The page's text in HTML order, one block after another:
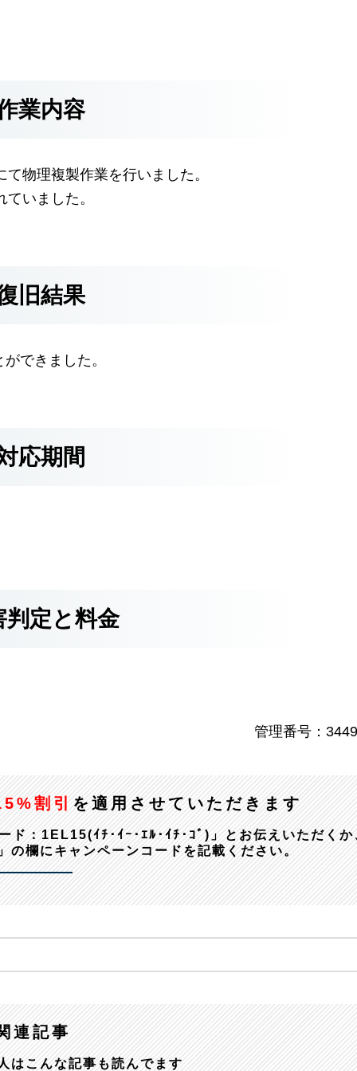
業内容
物理複製作業を行いました。
いました。
旧結果
できました。
応期間
判定と料金
管理番号：
割引 を適用させていただきます
ド：1EL15(ｲﾁ･ｲｰ･ｴﾙ･ｲﾁ･ｺﾞ)」とお伝えいただくか
の欄にキャンペーンコードを記載ください。
連記事
はこんな記事も読んでます